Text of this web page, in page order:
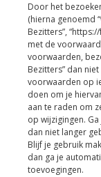
Door het
(hierna genoemd
Bezitters”,
met de
voorwaarden,
Bezitters” dan
voorwaarden op
doen om je
aan te raden om
op wijzigingen.
dan niet langer
Blijf je gebruik
dan ga je
toevoegingen.